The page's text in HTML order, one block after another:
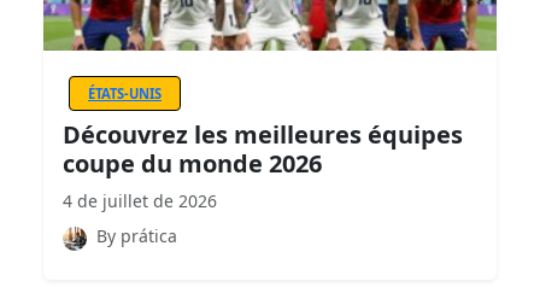
ÉTATS-UNIS
Découvrez les meilleures équipes
coupe du monde 2026
4 de juillet de 2026
By prática